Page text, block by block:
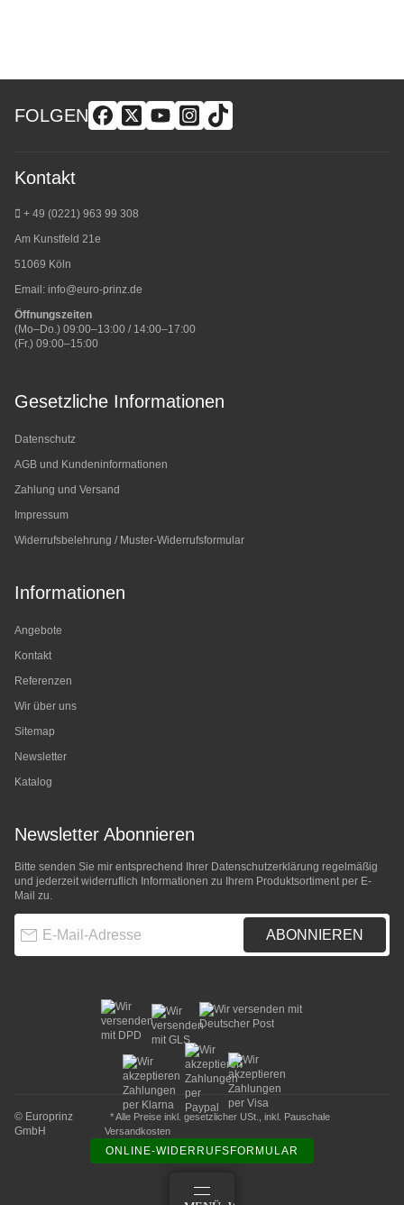
FOLGEN
Kontakt
+ 49 (0221) 963 99 308
Am Kunstfeld 21e
51069 Köln
Email: info@euro-prinz.de
Öffnungszeiten
(Mo–Do.) 09:00–13:00 / 14:00–17:00
(Fr.) 09:00–15:00
Gesetzliche Informationen
Datenschutz
AGB und Kundeninformationen
Zahlung und Versand
Impressum
Widerrufsbelehrung / Muster-Widerrufsformular
Informationen
Angebote
Kontakt
Referenzen
Wir über uns
Sitemap
Newsletter
Katalog
Newsletter Abonnieren
Bitte senden Sie mir entsprechend Ihrer Datenschutzerklärung regelmäßig
und jederzeit widerruflich Informationen zu Ihrem Produktsortiment per E-
Mail zu.
ABONNIEREN
© Europrinz
GmbH
* Alle Preise inkl. gesetzlicher USt., inkl. Pauschale
Versandkosten
ONLINE-WIDERRUFSFORMULAR